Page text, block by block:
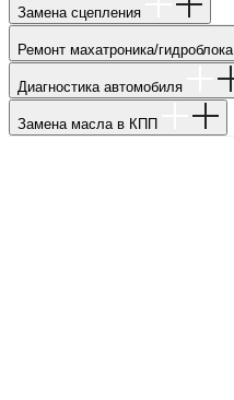
Замена сцепления
Ремонт махатроника/гидроблока
Диагностика автомобиля
Замена масла в КПП